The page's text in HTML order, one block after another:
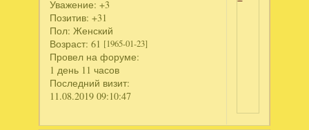
Уважение: +3
Позитив: +31
Пол: Женский
Возраст: 61 [1965-01-23]
Провел на форуме:
1 день 11 часов
Последний визит:
11.08.2019 09:10:47